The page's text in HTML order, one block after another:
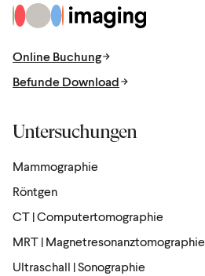
Zur Startseite
Online Buchung
Befunde Download
Untersuchungen
Mammographie
Röntgen
CT | Computertomographie
MRT | Magnetresonanztomographie
Ultraschall | Sonographie